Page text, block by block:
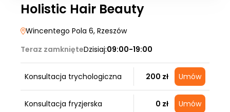
Holistic Hair Beauty
Wincentego Pola 6, Rzeszów
Teraz zamknięteDzisiaj:09:00-19:00
Konsultacja trychologiczna 200 zł Umów
Konsultacja fryzjerska 0 zł Umów